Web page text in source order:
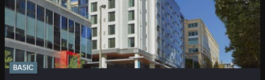
BASIC